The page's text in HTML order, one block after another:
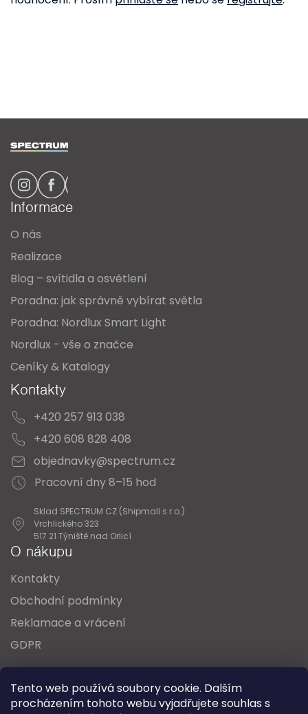
Tento web používá soubory cookie. Dalším
procházením tohoto webu vyjadřujete souhlas s
Informace
O nás
Realizace
Blog – svítidla a osvětlení
Poradna: jak správně vybírat světla
Poradna: Nordlux Smart Light
Nordlux - vše o značce
Ceníky & Katalogy
Kontakty
+420 257 913 038
+420 608 828 408
objednavky@spectrum.cz
Pracovní dny 8–15 hod
Sklad SPECTRUM CZ (Shipmall s.r.o.)
Vrchlického 323
517 21 Týniště nad Orlicí
O nákupu
Kontakty
Obchodní podmínky
Reklamace a vrácení
GDPR
Oblíbené série svítidel: Nordlux Alton
Nordlux Milford Nordlux Oja Nordlux Ellen